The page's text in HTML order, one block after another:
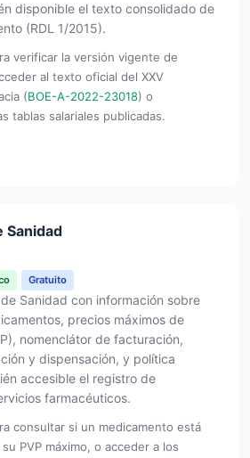
disponible el texto consolidado de
(RDL 1/2015).
verificar la versión vigente de
al texto oficial del XXV
(BOE-A-2022-23018) o
tablas salariales publicadas.
Sanidad
Gratuito
Sanidad con información sobre
precios máximos de
nomenclátor de facturación,
y dispensación, y política
accesible el registro de
farmacéuticos.
consultar si un medicamento está
PVP máximo, o acceder a los